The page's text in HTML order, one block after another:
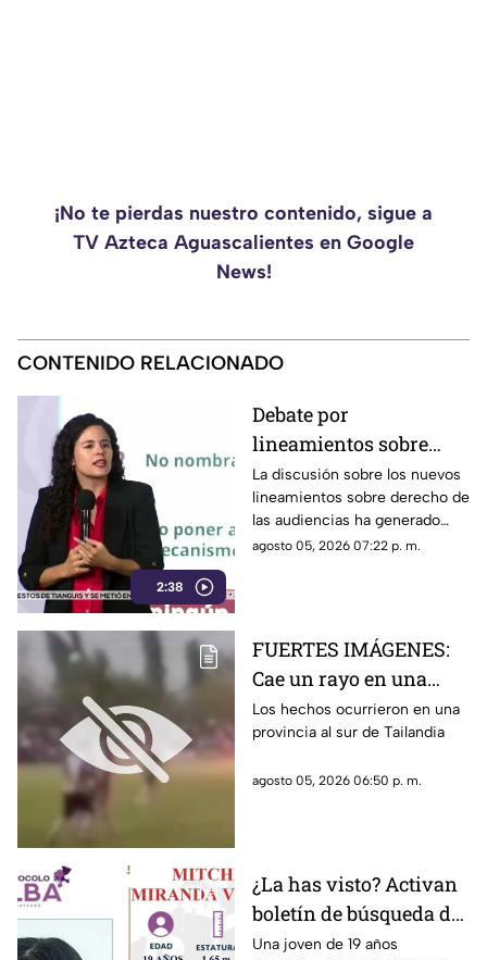
¡No te pierdas nuestro contenido, sigue a
TV Azteca Aguascalientes en Google
News!
CONTENIDO RELACIONADO
2:38
Debate por
lineamientos sobre
derecho de las
audiencias y libertad
de expresión
La discusión sobre los nuevos
lineamientos sobre derecho de
las audiencias ha generado
posturas encontradas por su
agosto 05, 2026 07:22 p. m.
FUERTES IMÁGENES:
Cae un rayo en una
cancha donde se
disputaba un partido
jugadores perdió la
Los hechos ocurrieron en una
provincia al sur de Tailandia
agosto 05, 2026 06:50 p. m.
¿La has visto? Activan
boletín de búsqueda de
joven de 19 años
Una joven de 19 años